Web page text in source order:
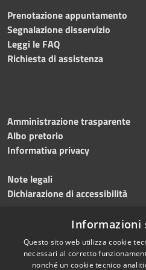
Prenotazione appuntamento
Segnalazione disservizio
Leggi le FAQ
Richiesta di assistenza
Amministrazione trasparente
Albo pretorio
Informativa privacy
Note legali
Dichiarazione di accessibilità
Meccanismo di feedback
Informazioni
Questo sito web utilizza cookie
necessari al corretto
nonché un cookie tecnico